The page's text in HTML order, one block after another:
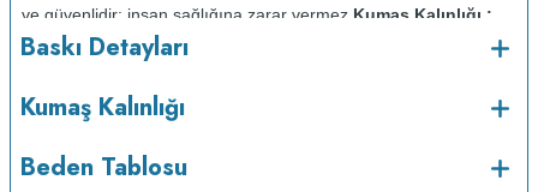
ve güvenlidir; insan sağlığına zarar vermez. Kumaş Kalınlığı :
yapılmaz.
Kurutma makinesinde kurutulmaz. Orta ısıda ve tersten
Baskı Detayları
Kumaş Kalınlığı
Beden Tablosu